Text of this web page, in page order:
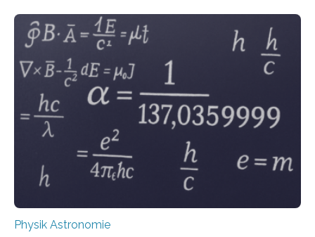
Physik Astronomie